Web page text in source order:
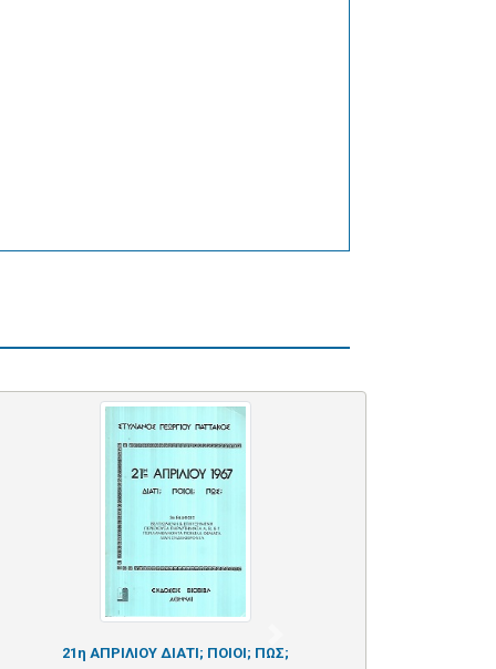
21η ΑΠΡΙΛΙΟΥ ΔΙΑΤΙ; ΠΟΙΟΙ; ΠΩΣ;Next